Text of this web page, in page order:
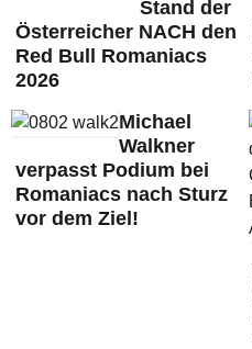
Stand der
Österreicher NACH den
Red Bull Romaniacs
2026
Michael
Walkner
verpasst Podium bei
Romaniacs nach Sturz
vor dem Ziel!